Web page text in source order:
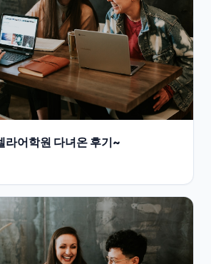
라어학원 다녀온 후기~